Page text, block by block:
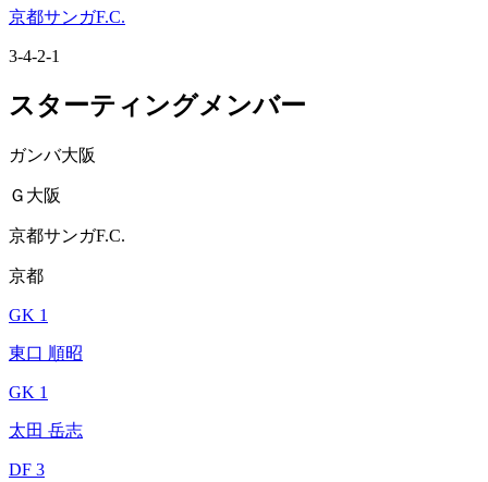
京都サンガF.C.
3-4-2-1
スターティングメンバー
ガンバ大阪
Ｇ大阪
京都サンガF.C.
京都
GK 1
東口 順昭
GK 1
太田 岳志
DF 3